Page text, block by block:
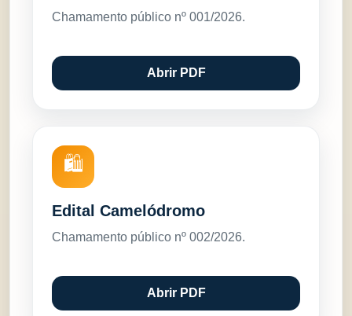
Chamamento público nº 001/2026.
Abrir PDF
🛍️
Edital Camelódromo
Chamamento público nº 002/2026.
Abrir PDF